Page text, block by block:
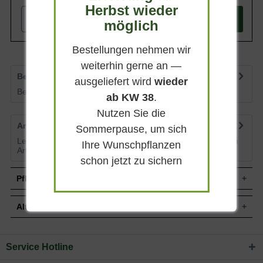
leuchtenden Blüten setzen starke Akzente
und sind ein echter Blickfang im Garten.
+ In den
Bewertungen
Bewertungen lesen, schreiben und diskutieren...
Artikelfragen
0
Lesen Sie von weiteren Kunden gestellte Fragen zu diesem
Artikel
Pflegehinweise
Pflanz- und Pflegetipps Rosa 'Montana ®' /
Alternative Pflanzen
Sie suchen eine Alternative?
Herbst wieder
möglich
Bestellungen nehmen wir
weiterhin gerne an —
ausgeliefert wirdwieder
ab KW 38.
Nutzen Sie die
Sommerpause, um sich
Ihre Wunschpflanzen
schon jetzt zu sichern
Service Hotline